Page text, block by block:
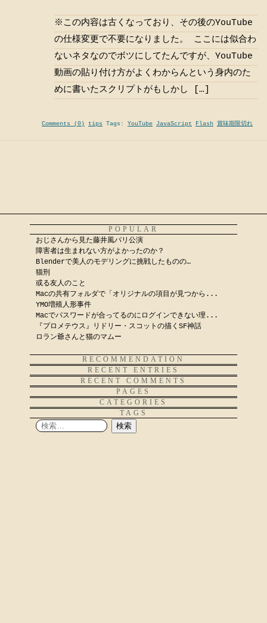
※この内容は古くなっており、その後のYouTube
の仕様変更で不要になりました。 ここには似合わ
ないネタなのでボツにしてたんですが、YouTube
動画の貼り付け方がよくわからんという身内のた
めに書いたスクリプトがもしかし […]
Comments (0) tips Tags: YouTube JavaScript Flash 賞味期限切れ
POPULAR
おじさんから見た藤井風パリ公演
障害者は生まれない方がよかったのか？
Blenderで美人のモデリングに挑戦したものの…
猫刑
或る友人のこと
Macの共有フォルダで「オリジナルの項目が見つから...
YMO増殖人形事件
Macでパスワードが合ってるのにログインできない理...
『プロメテウス』リドリー・スコットの描くSF神話
ロラン爺さんと猫のマムー
RECOMMENDATION
RECENT ENTRIES
RECENT COMMENTS
PAGES
CATEGORIES
TAGS